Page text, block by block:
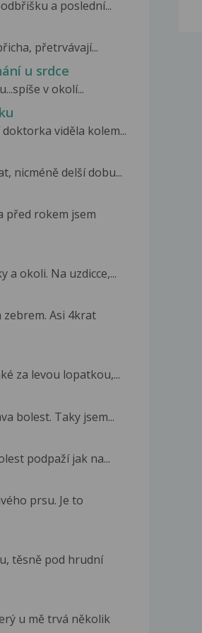
a poslední...
přetrvávají...
u srdce
v okolí...
viděla kolem...
nicméně delší dobu...
před rokem jsem
okoli. Na uzdicce,...
Asi 4krat
za levou lopatkou,...
bolest. Taky jsem...
podpaží jak na...
prsu. Je to
těsně pod hrudní
u mě trvá několik